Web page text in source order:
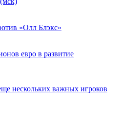
«Олл Блэкс»
евро в развитие
нескольких важных игроков